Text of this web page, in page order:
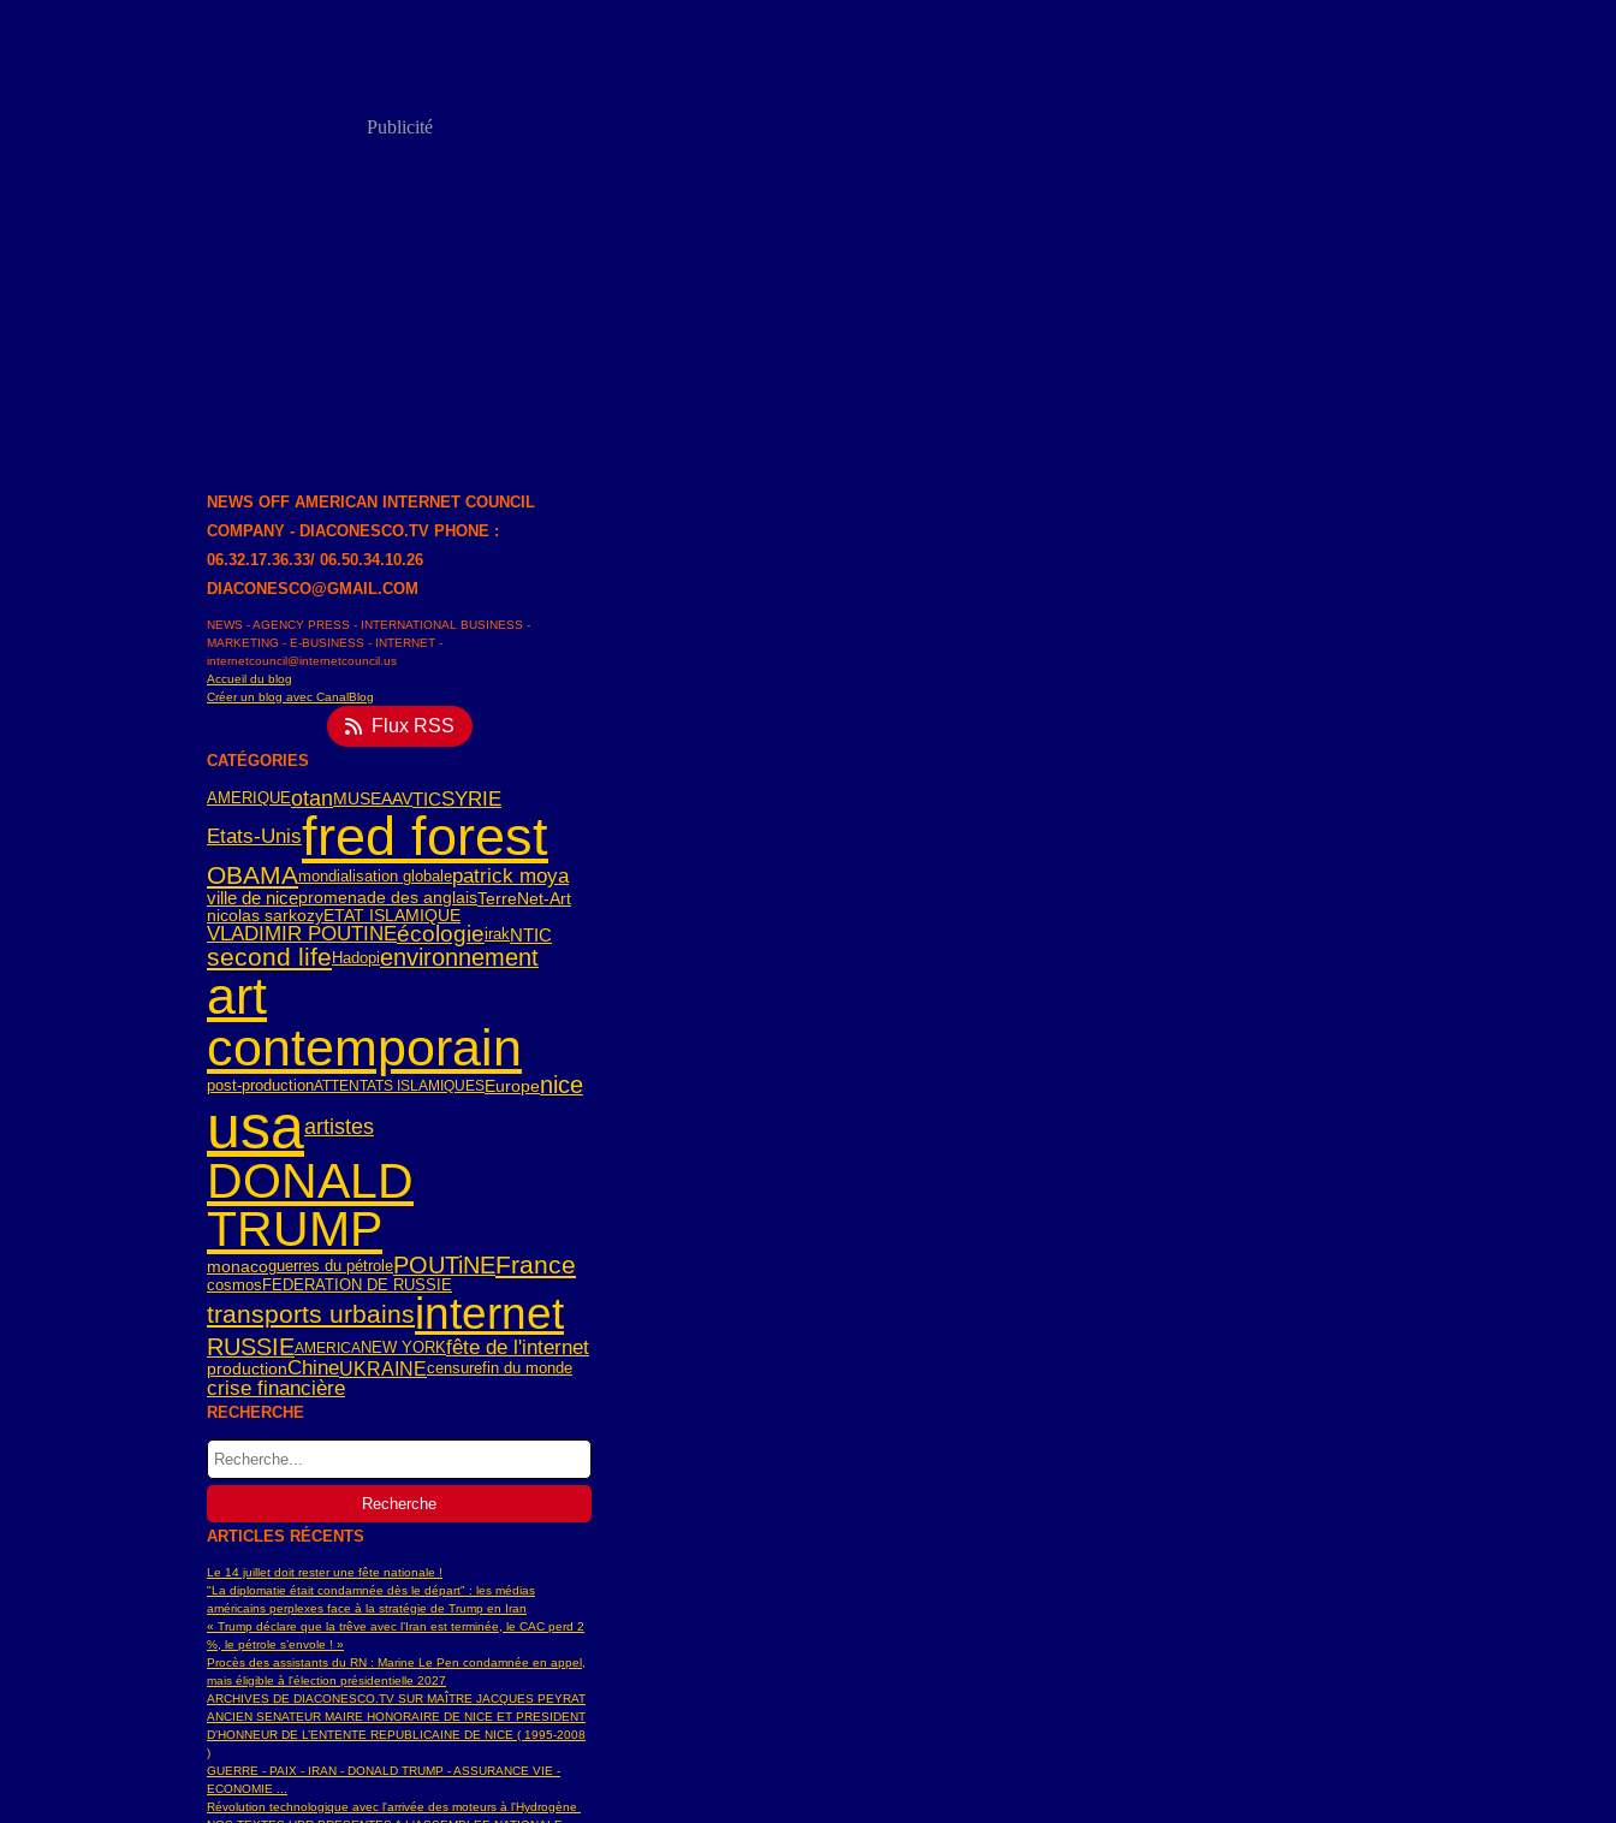
Publicité
NEWS OFF AMERICAN INTERNET COUNCIL
COMPANY - DIACONESCO.TV PHONE :
06.32.17.36.33/ 06.50.34.10.26
DIACONESCO@GMAIL.COM
NEWS - AGENCY PRESS - INTERNATIONAL BUSINESS -
MARKETING - E-BUSINESS - INTERNET -
internetcouncil@internetcouncil.us
Accueil du blog
Créer un blog avec CanalBlog
Flux RSS
CATÉGORIES
AMERIQUEotanMUSEAAVTICSYRIE
Etats-Unisfred forest
OBAMAmondialisation globalepatrick moya
ville de nicepromenade des anglaisTerreNet-Art
nicolas sarkozyETAT ISLAMIQUE
VLADIMIR POUTINEécologieirakNTIC
second lifeHadopienvironnement
art
contemporain
post-productionATTENTATS ISLAMIQUESEuropenice
usaartistes
DONALD
TRUMP
monacoguerres du pétrolePOUTiNEFrance
cosmos FEDERATION DE RUSSIE
transports urbainsinternet
RUSSIEAMERICANEW YORKfête de l'internet
productionChineUKRAINEcensurefin du monde
crise financière
RECHERCHE
ARTICLES RÉCENTS
Le 14 juillet doit rester une fête nationale !
"La diplomatie était condamnée dès le départ" : les médias
américains perplexes face à la stratégie de Trump en Iran
« Trump déclare que la trêve avec l’Iran est terminée, le CAC perd 2
%, le pétrole s’envole ! »
Procès des assistants du RN : Marine Le Pen condamnée en appel,
mais éligible à l'élection présidentielle 2027
ARCHIVES DE DIACONESCO.TV SUR MAÎTRE JACQUES PEYRAT
ANCIEN SENATEUR MAIRE HONORAIRE DE NICE ET PRESIDENT
D'HONNEUR DE L’ENTENTE REPUBLICAINE DE NICE ( 1995-2008
)
GUERRE - PAIX - IRAN - DONALD TRUMP - ASSURANCE VIE -
ECONOMIE ...
Révolution technologique avec l'arrivée des moteurs à l'Hydrogène